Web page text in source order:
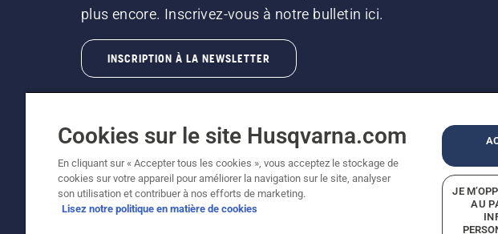
plus encore. Inscrivez-vous à notre bulletin ici.
INSCRIPTION À LA NEWSLETTER
©2026 Husqvarna AB (publ.). En raison de l'amélioration continue,
fonctionnalité de la machine reste inchangée. Tous droits réservés.
Conditions d’utilisation
Cookies sur le site Husqvarna.com
En cliquant sur « Accepter tous les cookies », vous acceptez le stockage de
cookies sur votre appareil pour améliorer la navigation sur le site, analyser
son utilisation et contribuer à nos efforts de marketing.
Lisez notre politique en matière de cookies
JE
AU